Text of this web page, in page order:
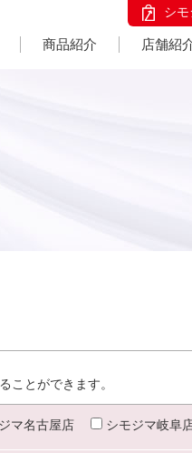
シ
商品紹介 店舗紹
ことができます。
マ名古屋店 シモジマ岐阜